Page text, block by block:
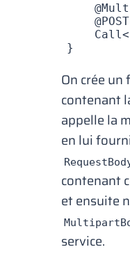
    @
    @
POST
    Call
<
}
On crée
contenant
appelle la
en lui
contenant
et ensuite
service.